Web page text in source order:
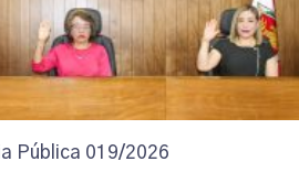
Pública 019/2026